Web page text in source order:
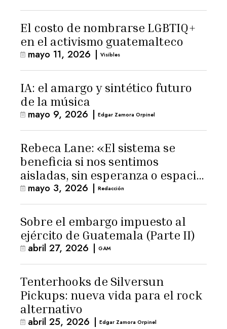
El costo de nombrarse LGBTIQ+
en el activismo guatemalteco
mayo 11, 2026 | Visibles
IA: el amargo y sintético futuro
de la música
mayo 9, 2026 | Edgar Zamora Orpinel
Rebeca Lane: «El sistema se
beneficia si nos sentimos
aisladas, sin esperanza o espacio
para la ternura»
mayo 3, 2026 | Redacción
Sobre el embargo impuesto al
ejército de Guatemala (Parte II)
abril 27, 2026 | GAM
Tenterhooks de Silversun
Pickups: nueva vida para el rock
alternativo
abril 25, 2026 | Edgar Zamora Orpinel